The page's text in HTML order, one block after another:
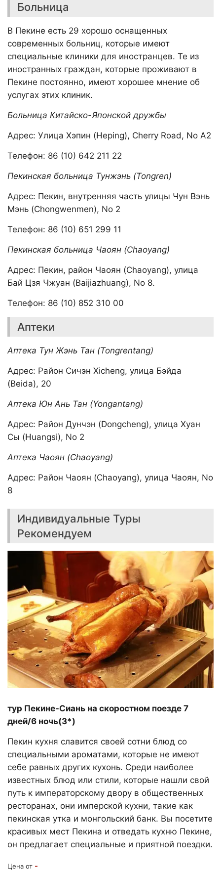
Больница
В Пекине есть 29 хорошо оснащенных
современных больниц, которые имеют
специальные клиники для иностранцев. Те из
иностранных граждан, которые проживают в
Пекине постоянно, имеют хорошее мнение об
услугах этих клиник.
Больница Китайско-Японской дружбы
Адрес: Улица Хэпин (Heping), Cherry Road, No A2
Телефон: 86 (10) 642 211 22
Пекинская больница Тунжэнь (Tongren)
Адрес: Пекин, внутренняя часть улицы Чун Вэнь
Мэнь (Chongwenmen), No 2
Телефон: 86 (10) 651 299 11
Пекинская больница Чаоян (Chaoyang)
Адрес: Пекин, район Чаоян (Chaoyang), улица
Бай Цзя Чжуан (Baijiazhuang), No 8.
Телефон: 86 (10) 852 310 00
Аптеки
Аптека Тун Жэнь Тан (Tongrentang)
Адрес: Район Сичэн Xicheng, улица Бэйда
(Beida), 20
Аптека Юн Ань Тан (Yongantang)
Адрес: Район Дунчэн (Dongcheng), улица Хуан
Сы (Huangsi), No 2
Аптека Чаоян (Chaoyang)
Адрес: Район Чаоян (Chaoyang), улица Чаоян, No
8
Индивидуальные Туры
Рекомендуем
тур Пекине-Сиань на скоростном поезде 7
дней/6 ночь(3*)
Пекин кухня славится своей сотни блюд со
специальными ароматами, которые не имеют
себе равных других кухонь. Среди наиболее
известных блюд или стили, которые нашли свой
путь к императорскому двору в общественных
ресторанах, они имперской кухни, такие как
пекинская утка и монгольский банк. Вы посетите
красивых мест Пекина и отведать кухню Пекине,
он предлагает специальные и приятной поездки.
Цена от -